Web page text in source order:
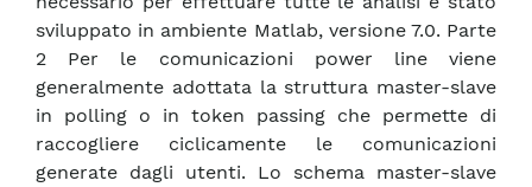
sviluppato in ambiente Matlab, versione 7.0. Parte
2 Per le comunicazioni power line viene
generalmente adottata la struttura master-slave
in polling o in token passing che permette di
raccogliere ciclicamente le comunicazioni
generate dagli utenti. Lo schema master-slave